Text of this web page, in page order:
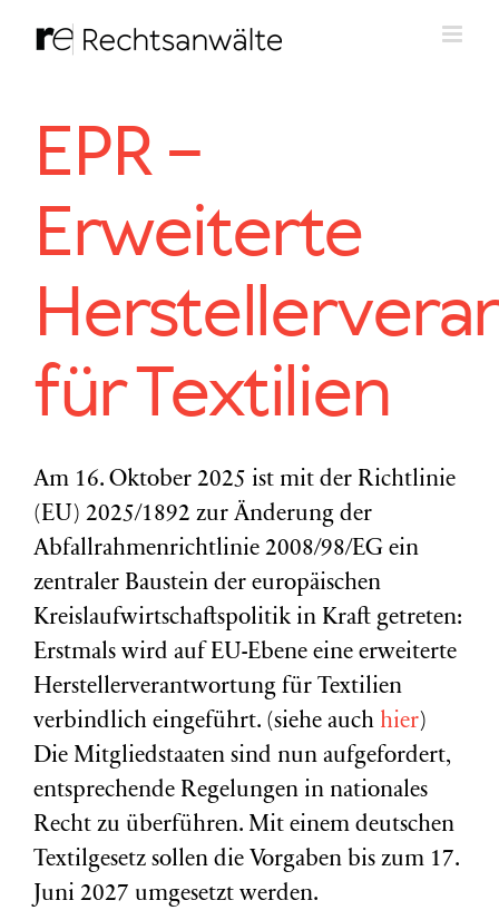
Inhalt
EPR –
Erweiterte
für Textilien
Am 16. Oktober 2025 ist mit der Richtlinie
(EU) 2025/1892 zur Änderung der
Abfallrahmenrichtlinie 2008/98/EG ein
zentraler Baustein der europäischen
Kreislaufwirtschaftspolitik in Kraft getreten:
Erstmals wird auf EU-Ebene eine erweiterte
Herstellerverantwortung für Textilien
verbindlich eingeführt. (siehe auch hier)
Die Mitgliedstaaten sind nun aufgefordert,
entsprechende Regelungen in nationales
Recht zu überführen. Mit einem deutschen
Textilgesetz sollen die Vorgaben bis zum 17.
Juni 2027 umgesetzt werden.